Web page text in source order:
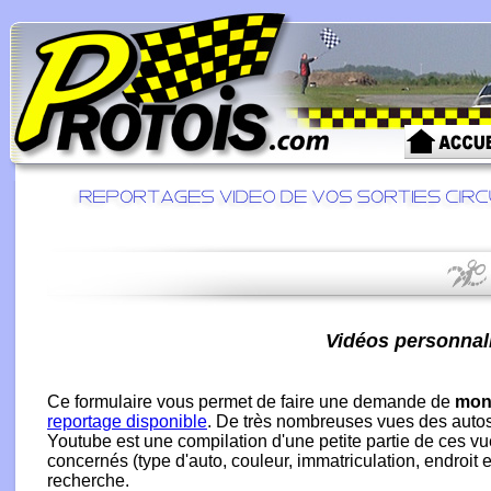
Vidéos
Ce formulaire vous permet de faire une demande de
reportage disponible. De très nombreuses vues des
Youtube est une compilation d'une petite partie de ces
concernés (type d'auto, couleur, immatriculation, endroit
recherche.